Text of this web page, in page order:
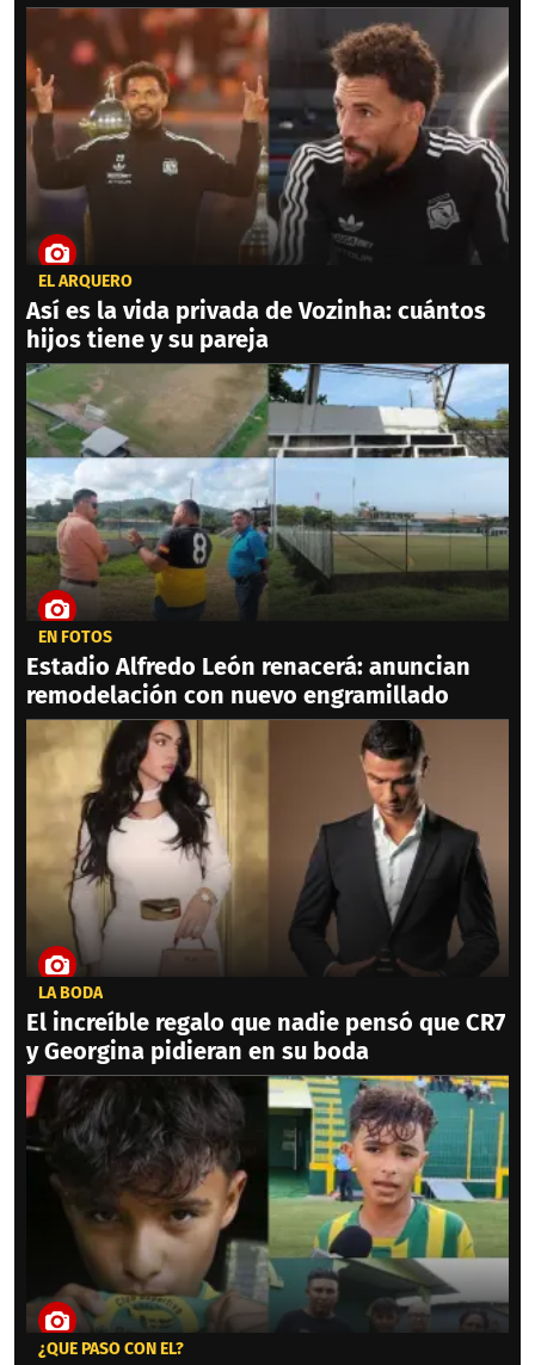
EL ARQUERO
Así es la vida privada de Vozinha: cuántos
hijos tiene y su pareja
EN FOTOS
Estadio Alfredo León renacerá: anuncian
remodelación con nuevo engramillado
LA BODA
El increíble regalo que nadie pensó que CR7
y Georgina pidieran en su boda
¿QUÉ PASÓ CON ÉL?